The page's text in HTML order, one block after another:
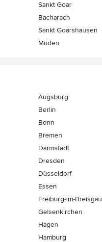
Sankt Goar
Bacharach
Sankt Goarshausen
Müden
Augsburg
Berlin
Bonn
Bremen
Darmstadt
Dresden
Düsseldorf
Essen
Freiburg-im-Breisgau
Gelsenkirchen
Hagen
Hamburg